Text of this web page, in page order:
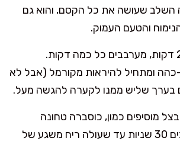
השלב שעושה את כל הקסם, והוא גם
והטעם העמוק.
מטגנים 15–20 דקות, מערבבים כל כמה דקות.
ומתחיל להיראות מקורמל (אבל לא
בערך שליש ממנו לקערה להגשה מעל.
מוסיפים כמון, כוסברה טחונה
וקינמון. מערבבים 30 שניות עד שעולה ריח משגע של